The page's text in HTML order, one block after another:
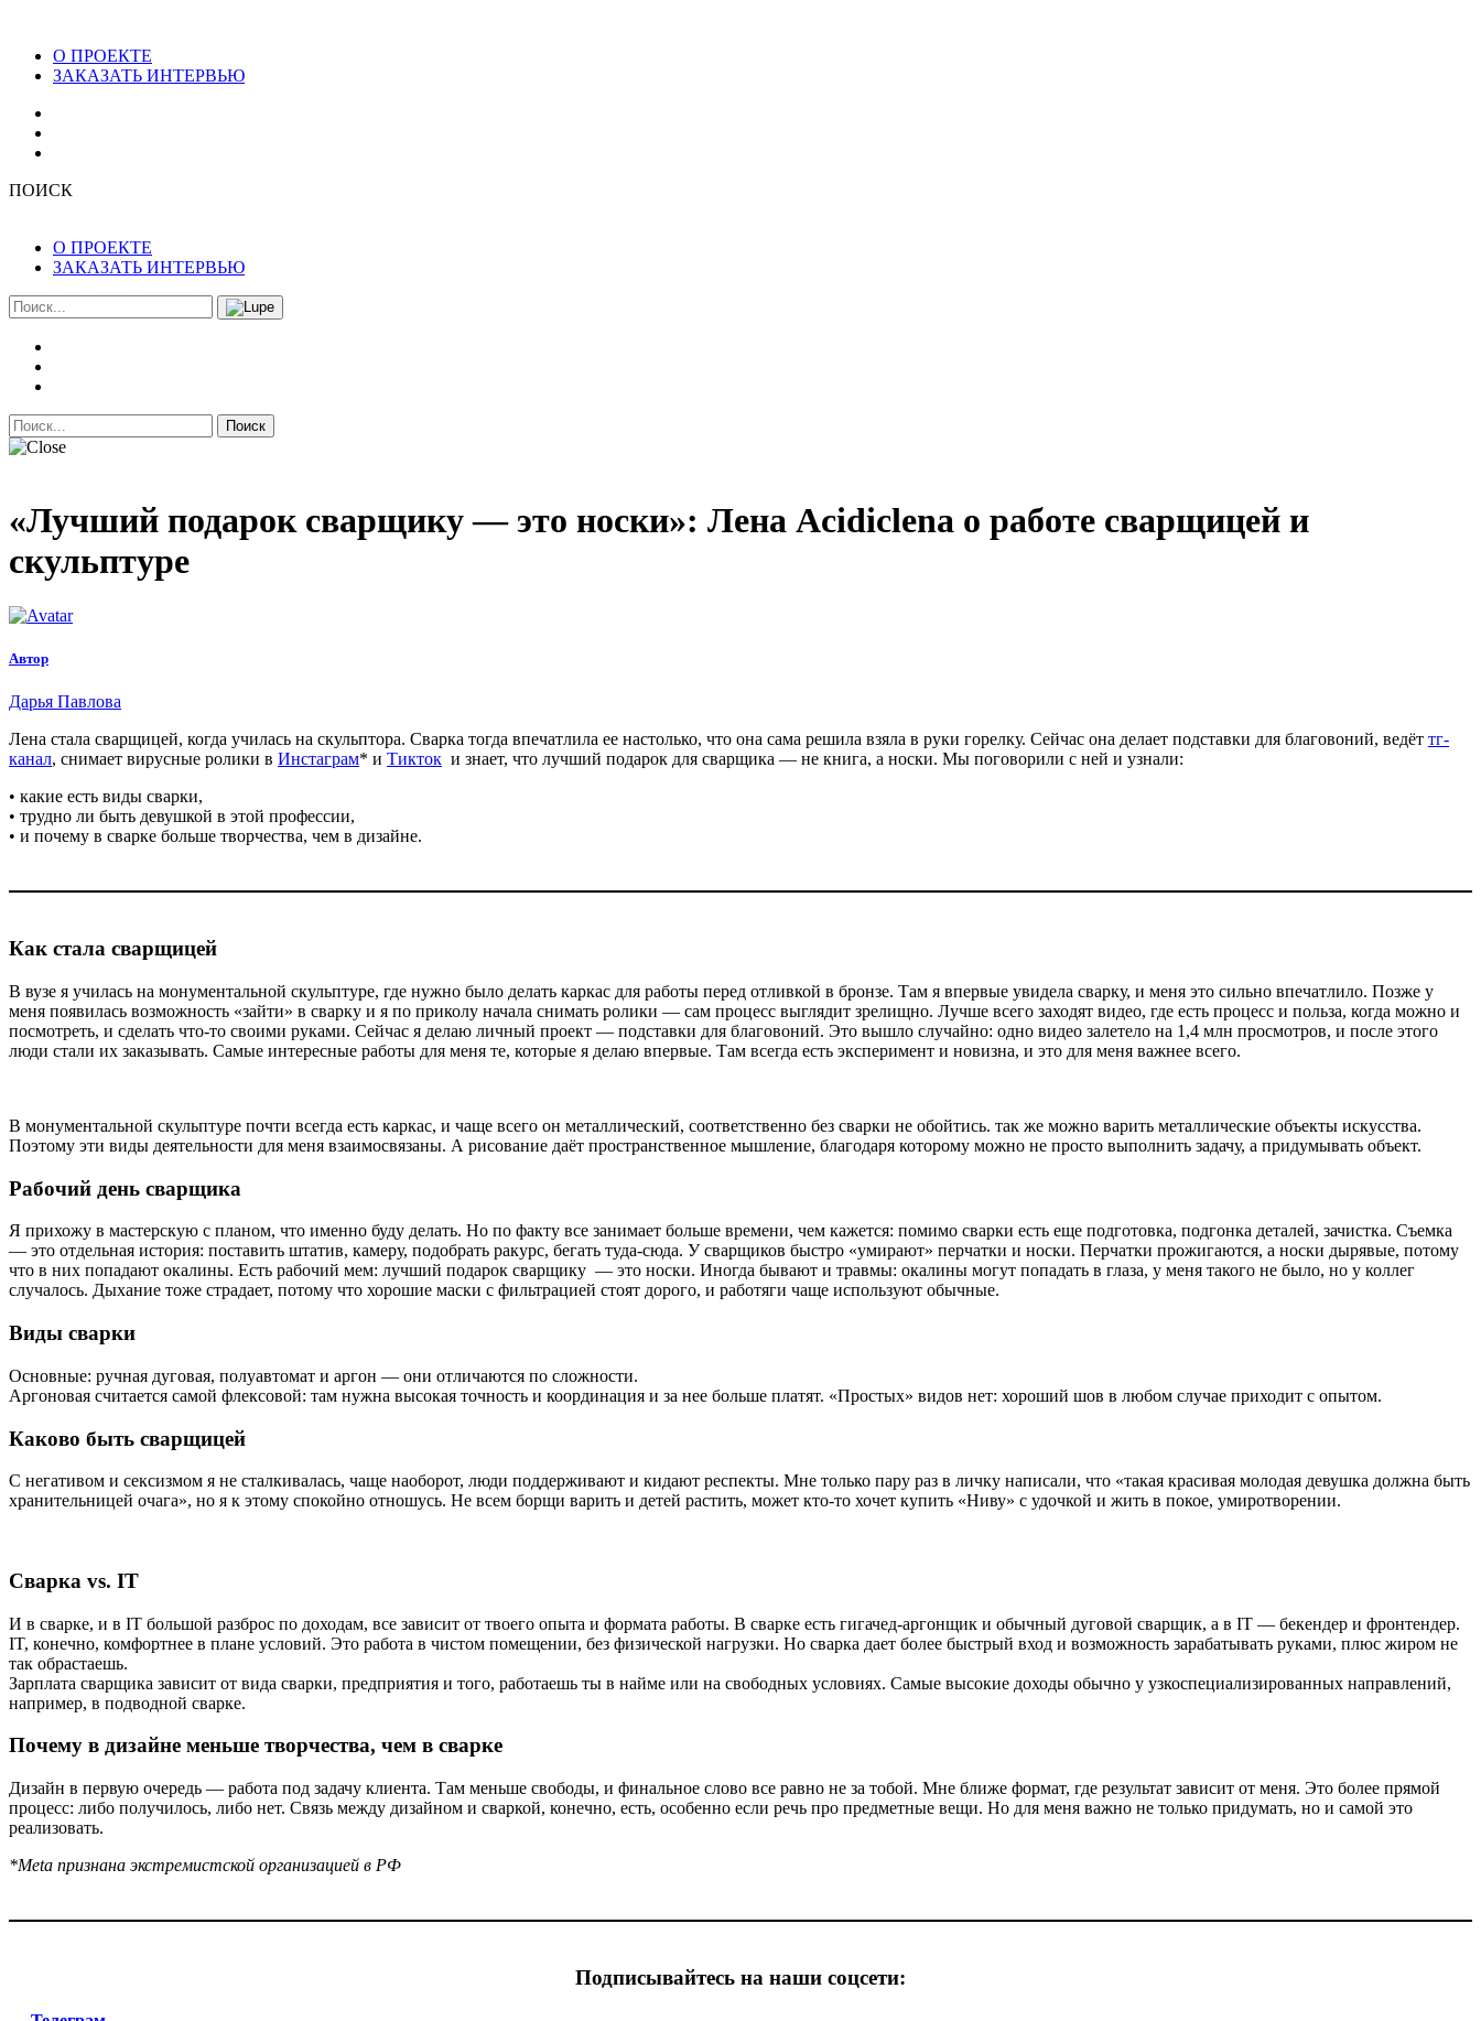
О ПРОЕКТЕ
ЗАКАЗАТЬ ИНТЕРВЬЮ
ПОИСК
О ПРОЕКТЕ
ЗАКАЗАТЬ ИНТЕРВЬЮ
Поиск
«Лучший подарок сварщику — это носки»: Лена Аcidiclena о работе сварщицей и
скульптуре
Автор
Дарья Павлова
Лена стала сварщицей, когда училась на скульптора. Сварка тогда впечатлила ее настолько, что она сама решила взяла в руки горелку. Сейчас она делает подставки для благовоний, ведёт тг-
канал, снимает вирусные ролики в Инстаграм* и Тикток и знает, что лучший подарок для сварщика — не книга, а носки. Мы поговорили с ней и узнали:
• какие есть виды сварки,
• трудно ли быть девушкой в этой профессии,
• и почему в сварке больше творчества, чем в дизайне.
Как стала сварщицей
В вузе я училась на монументальной скульптуре, где нужно было делать каркас для работы перед отливкой в бронзе. Там я впервые увидела сварку, и меня это сильно впечатлило. Позже у
меня появилась возможность «зайти» в сварку и я по приколу начала снимать ролики — сам процесс выглядит зрелищно. Лучше всего заходят видео, где есть процесс и польза, когда можно и
посмотреть, и сделать что-то своими руками. Сейчас я делаю личный проект — подставки для благовоний. Это вышло случайно: одно видео залетело на 1,4 млн просмотров, и после этого
люди стали их заказывать. Самые интересные работы для меня те, которые я делаю впервые. Там всегда есть эксперимент и новизна, и это для меня важнее всего.
В монументальной скульптуре почти всегда есть каркас, и чаще всего он металлический, соответственно без сварки не обойтись. так же можно варить металлические объекты искусства.
Поэтому эти виды деятельности для меня взаимосвязаны. А рисование даёт пространственное мышление, благодаря которому можно не просто выполнить задачу, а придумывать объект.
Рабочий день сварщика
Я прихожу в мастерскую с планом, что именно буду делать. Но по факту все занимает больше времени, чем кажется: помимо сварки есть еще подготовка, подгонка деталей, зачистка. Съемка
— это отдельная история: поставить штатив, камеру, подобрать ракурс, бегать туда-сюда. У сварщиков быстро «умирают» перчатки и носки. Перчатки прожигаются, а носки дырявые, потому
что в них попадают окалины. Есть рабочий мем: лучший подарок сварщику — это носки. Иногда бывают и травмы: окалины могут попадать в глаза, у меня такого не было, но у коллег
случалось. Дыхание тоже страдает, потому что хорошие маски с фильтрацией стоят дорого, и работяги чаще используют обычные.
Виды сварки
Основные: ручная дуговая, полуавтомат и аргон — они отличаются по сложности.
Аргоновая считается самой флексовой: там нужна высокая точность и координация и за нее больше платят. «Простых» видов нет: хороший шов в любом случае приходит с опытом.
Каково быть сварщицей
С негативом и сексизмом я не сталкивалась, чаще наоборот, люди поддерживают и кидают респекты. Мне только пару раз в личку написали, что «такая красивая молодая девушка должна быть
хранительницей очага», но я к этому спокойно отношусь. Не всем борщи варить и детей растить, может кто-то хочет купить «Ниву» с удочкой и жить в покое, умиротворении.
Сварка vs. IT
И в сварке, и в IT большой разброс по доходам, все зависит от твоего опыта и формата работы. В сварке есть гигачед-аргонщик и обычный дуговой сварщик, а в IT — бекендер и фронтендер.
IT, конечно, комфортнее в плане условий. Это работа в чистом помещении, без физической нагрузки. Но сварка дает более быстрый вход и возможность зарабатывать руками, плюс жиром не
так обрастаешь.
Зарплата сварщика зависит от вида сварки, предприятия и того, работаешь ты в найме или на свободных условиях. Самые высокие доходы обычно у узкоспециализированных направлений,
например, в подводной сварке.
Почему в дизайне меньше творчества, чем в сварке
Дизайн в первую очередь — работа под задачу клиента. Там меньше свободы, и финальное слово все равно не за тобой. Мне ближе формат, где результат зависит от меня. Это более прямой
процесс: либо получилось, либо нет. Связь между дизайном и сваркой, конечно, есть, особенно если речь про предметные вещи. Но для меня важно не только придумать, но и самой это
реализовать.
*Meta признана экстремистской организацией в РФ
Подписывайтесь на наши соцсети: